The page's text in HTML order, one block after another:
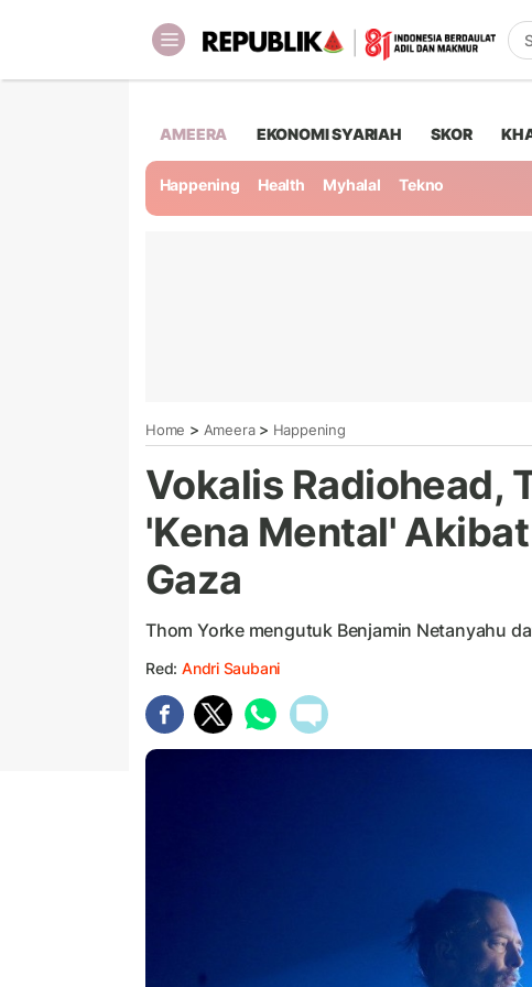
AMEERA EKONOMI SYARIAH SKOR
Happening Health Myhalal Tekno
Home > Ameera> Happening
Vokalis Radiohead,
'Kena Mental'
Gaza
Thom Yorke mengutuk Benjamin Netanyahu
Red: Andri Saubani